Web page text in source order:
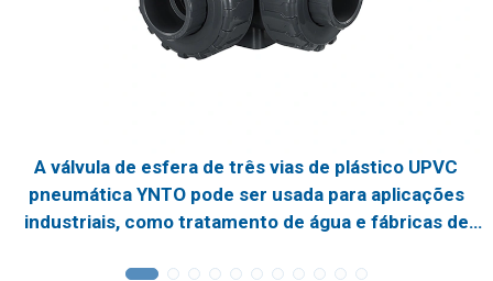
A válvula de esfera de três vias de plástico UPVC
pneumática YNTO pode ser usada para aplicações
industriais, como tratamento de água e fábricas de